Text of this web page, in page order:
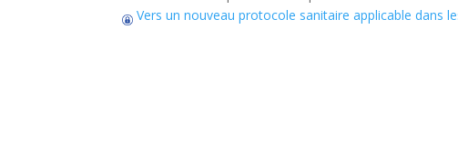
Vers un nouveau protocole sanitaire applicable dans